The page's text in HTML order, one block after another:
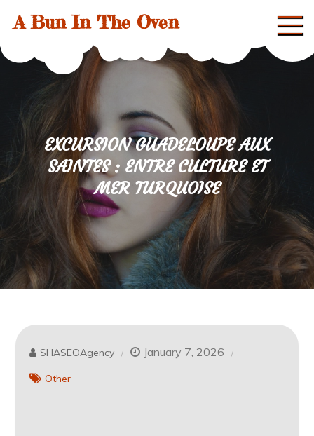
content
A Bun In The Oven
EXCURSION GUADELOUPE AUX
SAINTES : ENTRE CULTURE ET
MER TURQUOISE
SHASEOAgency January 7, 2026
Other